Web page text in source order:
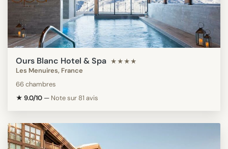
Ours Blanc Hotel & Spa ★★★★
Les Menuires, France
66 chambres
★ 9.0/10 — Note sur 81 avis